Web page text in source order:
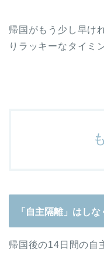
帰国がもう少し早け
りラッキーなタイミ
「自主隔離」はし
帰国後の14日間の自